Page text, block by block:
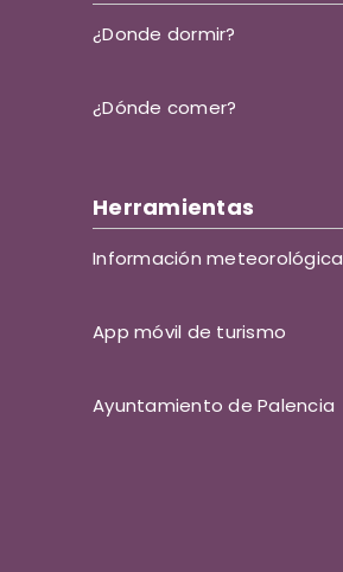
¿Donde dormir?
¿Dónde comer?
Herramientas
Información meteorológica
App móvil de turismo
Ayuntamiento de Palencia